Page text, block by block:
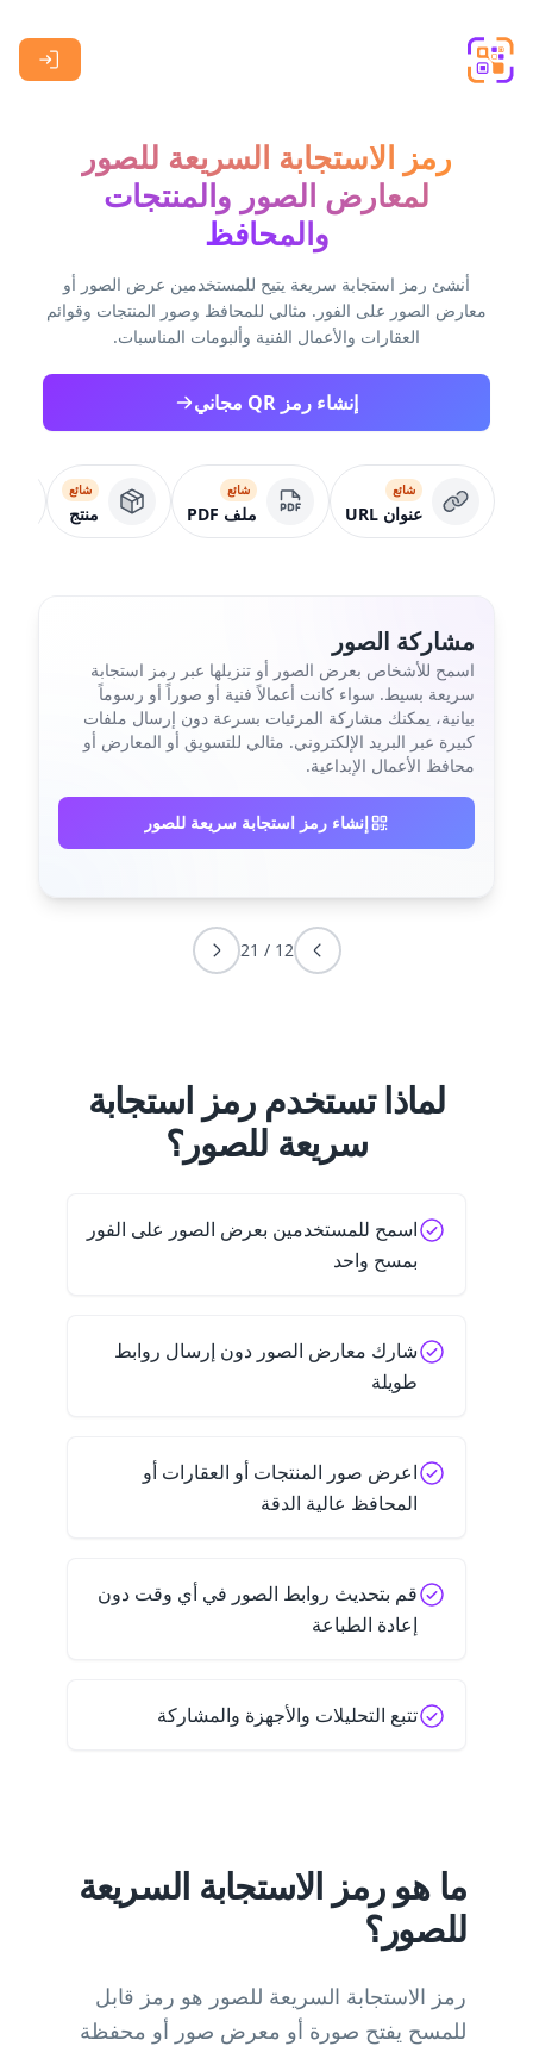
رمز الاستجابة السريعة للصور
لمعارض الصور والمنتجات
والمحافظ
أنشئ رمز استجابة سريعة يتيح للمستخدمين عرض الصور أو
معارض الصور على الفور. مثالي للمحافظ وصور المنتجات وقوائم
العقارات والأعمال الفنية وألبومات المناسبات.
إنشاء رمز QR مجاني
شائع
عنوان URL
شائع
ملف PDF
شائع
منتج
مشاركة الصور
اسمح للأشخاص بعرض الصور أو تنزيلها عبر رمز استجابة
سريعة بسيط. سواء كانت أعمالاً فنية أو صوراً أو رسوماً
بيانية، يمكنك مشاركة المرئيات بسرعة دون إرسال ملفات
كبيرة عبر البريد الإلكتروني. مثالي للتسويق أو المعارض أو
محافظ الأعمال الإبداعية.
إنشاء رمز استجابة سريعة للصور
12
/
21
لماذا تستخدم رمز استجابة
سريعة للصور؟
اسمح للمستخدمين بعرض الصور على الفور
بمسح واحد
شارك معارض الصور دون إرسال روابط
طويلة
اعرض صور المنتجات أو العقارات أو
المحافظ عالية الدقة
قم بتحديث روابط الصور في أي وقت دون
إعادة الطباعة
تتبع التحليلات والأجهزة والمشاركة
ما هو رمز الاستجابة السريعة
للصور؟
رمز الاستجابة السريعة للصور هو رمز قابل
للمسح يفتح صورة أو معرض صور أو محفظة